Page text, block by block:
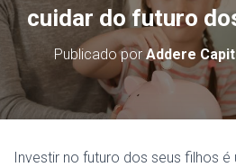
cuidar do futuro
Publicado por Addere
Investir no futuro dos seus filhos